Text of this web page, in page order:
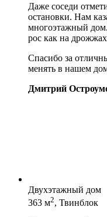
Даже соседи
остановки. Нам
многоэтажный
рос как на
Спасибо за
менять в нашем
Дмитрий
Двухэтажный дом
363 м2, Твинблок